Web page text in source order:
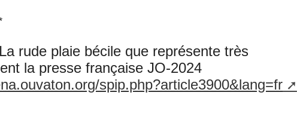
rude plaie bécile que représente très
la presse française JO-2024
spip.php?article3900&lang=fr